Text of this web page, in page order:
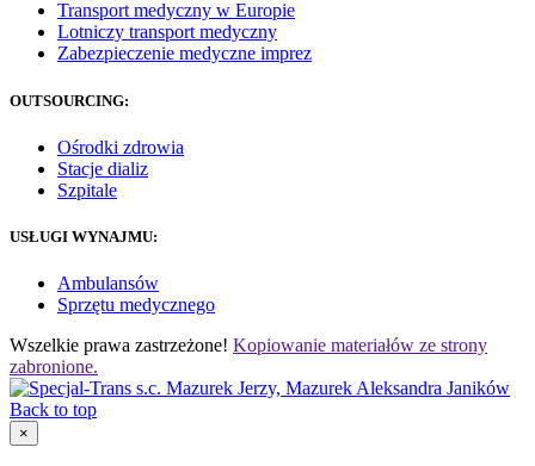
Transport medyczny w Europie
Lotniczy transport medyczny
Zabezpieczenie medyczne imprez
OUTSOURCING:
Ośrodki zdrowia
Stacje dializ
Szpitale
USŁUGI WYNAJMU:
Ambulansów
Sprzętu medycznego
Wszelkie prawa zastrzeżone! Kopiowanie materiałów ze strony
zabronione.
Back to top
×